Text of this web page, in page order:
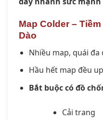
Map Colder –
Dào
Nhiều map, quái đa
Hầu hết map đều
Bắt buộc có đồ
Cải trang